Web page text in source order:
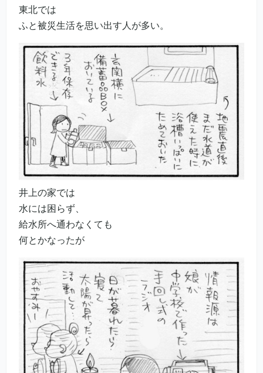
東北では
ふと被災生活を思い出す人が多い。
井上の家では
水には困らず、
給水所へ通わなくても
何とかなったが